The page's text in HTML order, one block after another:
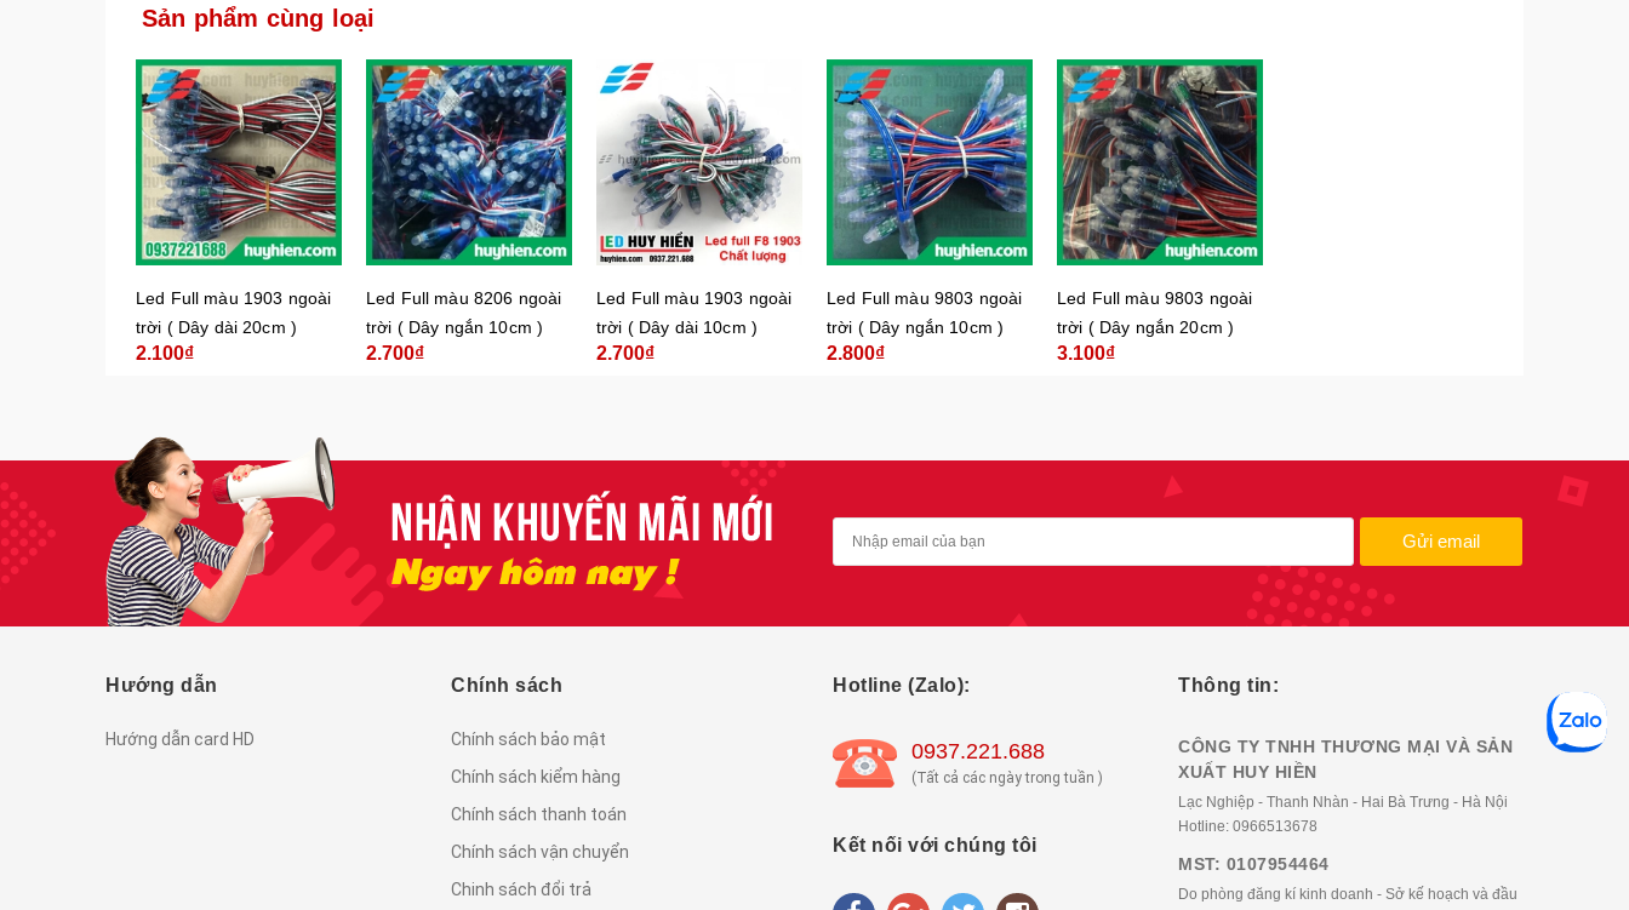
Sản phẩm cùng loại
Led Full màu 1903 ngoài
trời ( Dây dài 20cm )
2.100₫
Led Full màu 8206 ngoài
trời ( Dây ngắn 10cm )
2.700₫
Led Full màu 1903 ngoài
trời ( Dây dài 10cm )
2.700₫
Led Full màu 9803 ngoài
trời ( Dây ngắn 10cm )
2.800₫
Led Full màu 9803 ngoài
trời ( Dây ngắn 20cm )
3.100₫
Gửi email
Hướng dẫn
Hướng dẫn card HD
Chính sách
Chính sách bảo mật
Chính sách kiểm hàng
Chính sách thanh toán
Chính sách vận chuyển
Chinh sách đổi trả
Hotline (Zalo):
0937.221.688
(Tất cả các ngày trong tuần )
Kết nối với chúng tôi
Thông tin:
CÔNG TY TNHH THƯƠNG MẠI VÀ SẢN
XUẤT HUY HIỀN
Lạc Nghiệp - Thanh Nhàn - Hai Bà Trưng - Hà Nội
Hotline: 0966513678
MST: 0107954464
Do phòng đăng kí kinh doanh - Sở kế hoạch và đầu